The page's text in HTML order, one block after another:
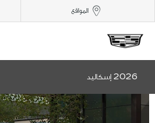
المواقع
2026 إسكاليد